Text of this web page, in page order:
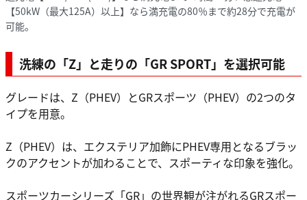
【50kW（最大125A）以上】なら満充電の80％まで約28分で充電が
可能。
洗練の「Z」と走りの「GR SPORT」を選択可能
グレードは、Z（PHEV）とGRスポーツ（PHEV）の2つのタ
イプを用意。
Z（PHEV）は、エクステリア加飾にPHEV専用となるブラッ
クのアクセントが加わることで、スポーティな印象を強化。
スポーツカーシリーズ「GR」の世界観が注がれるGRスポー